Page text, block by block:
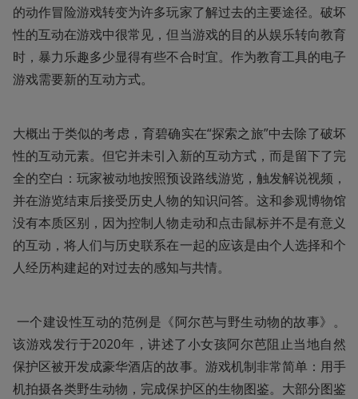
的动作冒险游戏转变为许多玩家了解过去的主要途径。破坏
性的互动在游戏中很常见，但当游戏的目的从娱乐转向教育
时，暴力乐趣多少显得有些不合时宜。作为教育工具的电子
游戏需要新的互动方式。
大概出于类似的考虑，育碧确实在“探索之旅”中去除了破坏
性的互动元素。但它并未引入新的互动方式，而是留下了完
全的空白：玩家被动地按照预设路线游览，触发解说视频，
并在游览结束后接受历史人物的知识问答。这和参观博物馆
没有本质区别，因为控制人物走动和点击鼠标并不是有意义
的互动，将人们与历史联系在一起的应该是由个人选择和个
人经历构建起的对过去的感知与共情。
该游戏发行于2020年，讲述了小女孩阿尔芭阻止当地自然
保护区被开发成豪华酒店的故事。游戏机制非常简单：用手
机拍摄各类野生动物，完成保护区的生物图鉴。大部分图鉴